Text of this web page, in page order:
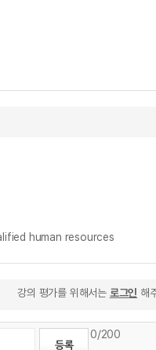
human resources
강의 평가를 위해서는 로그인 해
0/200